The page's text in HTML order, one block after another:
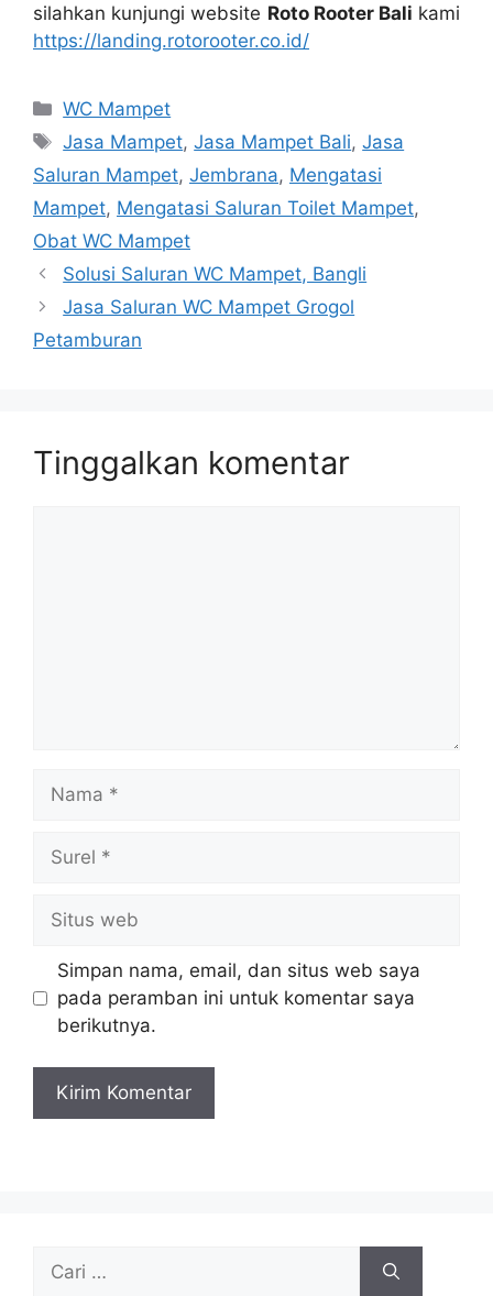
silahkan kunjungi website Roto Rooter Bali kаmі
https://landing.rotorooter.co.id/
Kategori
WC Mampet
Tag
Jasa Mampet,Jasa Mampet Bali,Jasa
Saluran Mampet, Jembrana, Mengatasi
Mampet, Mengatasi Saluran Toilet Mampet,
Obat WC Mampet
Solusi Saluran WC Mampet, Bangli
Jasa Saluran WC Mampet Grogol
Petamburan
Tinggalkan komentar
web
Simpan nama, email, dan situs web saya
pada peramban ini untuk komentar saya
berikutnya.
untuk: